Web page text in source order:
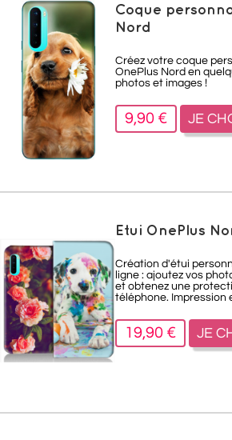
Coque
Nord
Créez votre coque
OnePlus Nord en
photos et images !
9,90 € JE
Etui OnePlus
Création d'étui
ligne : ajoutez vos
et obtenez une
téléphone. Impression
19,90 € JE